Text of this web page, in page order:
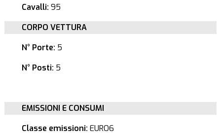
Cavalli: 95
CORPO VETTURA
N° Porte: 5
N° Posti: 5
EMISSIONI E CONSUMI
Classe emissioni: EURO6